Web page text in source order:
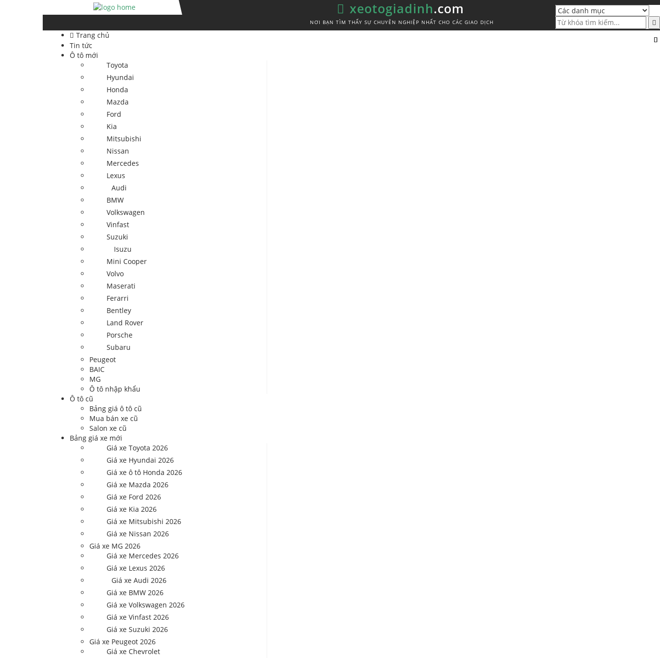
xeotogiadinh.com
NƠI BẠN TÌM THẤY SỰ CHUYÊN NGHIỆP NHẤT CHO CÁC GIAO DỊCH
Trang chủ
Tin tức
Ô tô mới
Toyota
Hyundai
Honda
Mazda
Ford
Kia
Mitsubishi
Nissan
Mercedes
Lexus
Audi
BMW
Volkswagen
Vinfast
Suzuki
Isuzu
Mini Cooper
Volvo
Maserati
Ferarri
Bentley
Land Rover
Porsche
Subaru
Peugeot
BAIC
MG
Ô tô nhập khẩu
Ô tô cũ
Bảng giá ô tô cũ
Mua bán xe cũ
Salon xe cũ
Bảng giá xe mới
Giá xe Toyota 2026
Giá xe Hyundai 2026
Giá xe ô tô Honda 2026
Giá xe Mazda 2026
Giá xe Ford 2026
Giá xe Kia 2026
Giá xe Mitsubishi 2026
Giá xe Nissan 2026
Giá xe MG 2026
Giá xe Mercedes 2026
Giá xe Lexus 2026
Giá xe Audi 2026
Giá xe BMW 2026
Giá xe Volkswagen 2026
Giá xe Vinfast 2026
Giá xe Suzuki 2026
Giá xe Peugeot 2026
Giá xe Chevrolet